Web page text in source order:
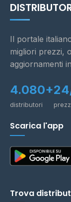
Il portale
migliori prezzi,
aggiornamenti
4.080+
distributori
Scarica l'app
Trova